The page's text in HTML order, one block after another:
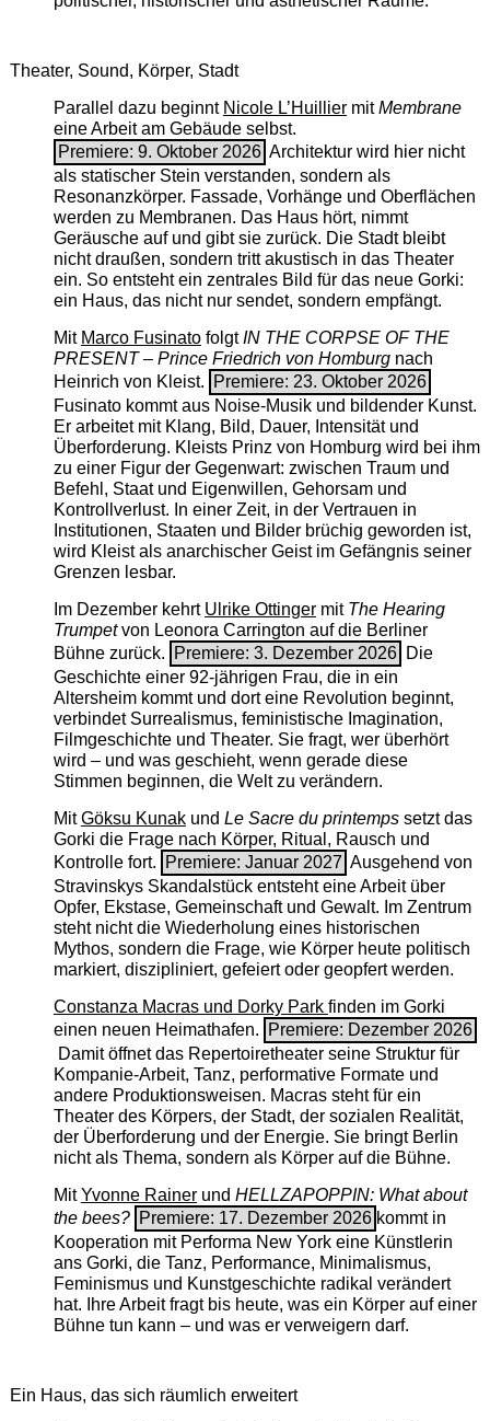
Theater, Sound, Körper, Stadt
Parallel dazu beginnt Nicole L’Huilliermit ­Membrane
eine Arbeit am Gebäude selbst.
Premiere: 9. Oktober 2026 Architektur wird hier nicht
als statischer Stein verstanden, sondern als
Resonanzkörper. Fassade, Vorhänge und Oberflächen
werden zu Membranen. Das Haus hört, nimmt
Geräusche auf und gibt sie zurück. Die Stadt bleibt
nicht draußen, sondern tritt akustisch in das Theater
ein. So entsteht ein zentrales Bild für das neue Gorki:
ein Haus, das nicht nur sendet, sondern empfängt.
Mit Marco FusinatofolgtIN THE CORPSE OF THE
PRESENT – Prince Friedrich von Homburgnach
Heinrich von Kleist.
Premiere: 23. Oktober 2026
Fusinato kommt aus Noise-Musik und bildender Kunst.
Er arbeitet mit Klang, Bild, Dauer, Intensität und
Überforderung. Kleists Prinz von Homburg wird bei ihm
zu einer Figur der Gegenwart: zwischen Traum und
Befehl, Staat und Eigenwillen, Gehorsam und
Kontrollverlust. In einer Zeit, in der Vertrauen in
Institutionen, Staaten und Bilder brüchig geworden ist,
wird Kleist als anarchischer Geist im Gefängnis seiner
Grenzen lesbar.
Im Dezember kehrt Ulrike Ottingermit The ­Hearing
Trumpetvon Leonora Carrington auf die Berliner
Bühne zurück.
Premiere: 3. Dezember 2026 Die
Geschichte einer 92-jährigen Frau, die in ein
Altersheim kommt und dort eine Revolution beginnt,
verbindet Surrealismus, feministische Imagination,
Filmgeschichte und Theater. Sie fragt, wer überhört
wird – und was geschieht, wenn gerade diese
Stimmen beginnen, die Welt zu verändern.
MitGöksu Kunakund Le Sacre du printempssetzt das
Gorki die Frage nach Körper, Ritual, Rausch und
Kontrolle fort.
Premiere: Januar 2027 Ausgehend von
Stravinskys Skandalstück entsteht eine Arbeit über
Opfer, Ekstase, Gemeinschaft und Gewalt. Im Zentrum
steht nicht die Wiederholung eines historischen
Mythos, sondern die Frage, wie Körper heute politisch
markiert, diszipliniert, gefeiert oder geopfert werden.
Constanza Macras und Dorky Park finden im Gorki
einen neuen Heimathafen.
Premiere: Dezember 2026
Damit öffnet das Repertoiretheater seine Struktur für
Kompanie-Arbeit, Tanz, performative Formate und
andere Produktionsweisen. Macras steht für ein
Theater des Körpers, der Stadt, der sozialen Realität,
der Überforderung und der Energie. Sie bringt Berlin
nicht als Thema, sondern als Körper auf die Bühne.
MitYvonne Rainerund HELLZAPOPPIN: What about
the bees? Premiere: 17. Dezember 2026 kommt in
Kooperation mit Performa New York eine Künstlerin
ans Gorki, die Tanz, Performance, Minimalismus,
Feminismus und Kunstgeschichte radikal verändert
hat. Ihre Arbeit fragt bis heute, was ein Körper auf einer
Bühne tun kann – und was er verweigern darf.
Ein Haus, das sich räumlich erweitert